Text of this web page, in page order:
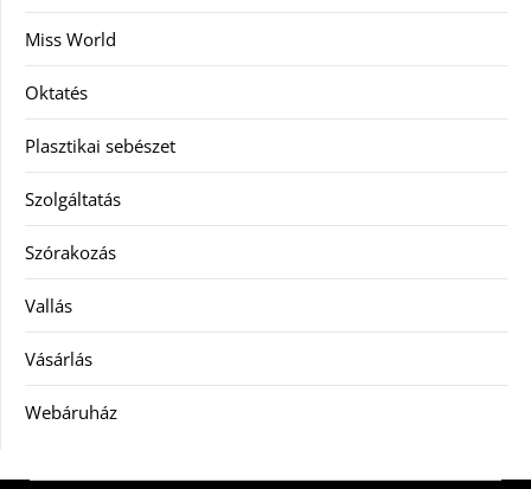
Miss World
Oktatés
Plasztikai sebészet
Szolgáltatás
Szórakozás
Vallás
Vásárlás
Webáruház